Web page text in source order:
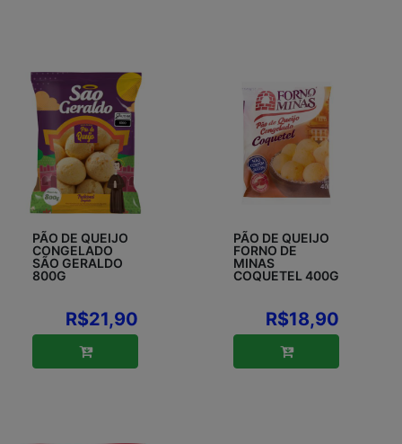
PÃO DE QUEIJO
CONGELADO
SÃO GERALDO
800G
R$21,90
PÃO DE QUEIJO
FORNO DE
MINAS
COQUETEL 400G
R$18,90